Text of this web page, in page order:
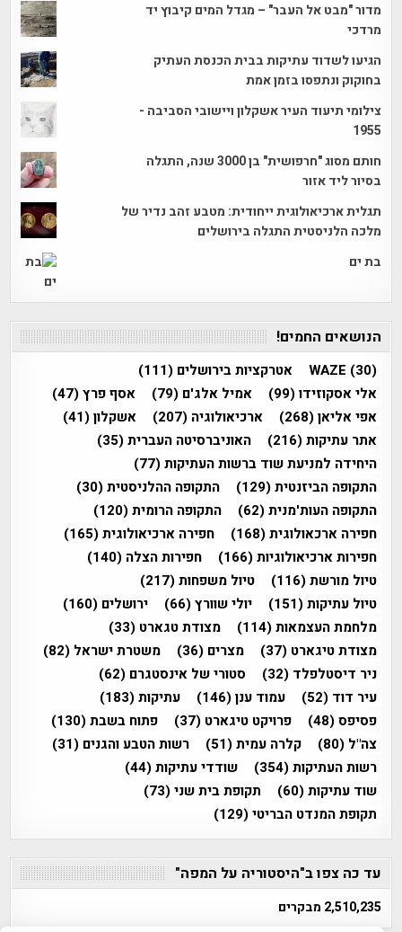
מדור "מבט אל העבר" – מגדל המים קיבוץ יד
מרדכי
הגיעו לשדוד עתיקות בבית הכנסת העתיק
בחוקוק ונתפסו בזמן אמת
צילומי תיעוד העיר אשקלון ויישובי הסביבה -
1955
חותם מסוג "חרפושית" בן 3000 שנה, התגלה
בסיור ליד אזור
תגלית ארכיאולוגית ייחודית: מטבע זהב נדיר של
מלכה הלניסטית התגלה בירושלים
בת ים
הנושאים החמים!
WAZE (30) אטרקציות בירושלים (111)
אלי אסקוזידו(99) אמיל אלג'ם (79) אסף פרץ(47)
אפי אליאן(268) ארכיאולוגיה (207) אשקלון(41)
אתר עתיקות(216) האוניברסיטה העברית(35)
היחידה למניעת שוד ברשות העתיקות(77)
התקופה הביזנטית(129) התקופה ההלניסטית(30)
התקופה העות'מנית(62) התקופה הרומית(120)
חפירה ארכאולוגית(168) חפירה ארכיאולוגית(165)
חפירות ארכיאולוגיות(166) חפירות הצלה (140)
טיול מורשת(116) טיול משפחות(217)
טיול עתיקות(151) יולי שוורץ(66) ירושלים (160)
מלחמת העצמאות(114) מצודת טגארט (33)
מצודת טיגארט (37) מצרים (36) משטרת ישראל (82)
ניר דיסטלפלד (32) סטורי של אינסטגרם (62)
עיר דוד (52) עמוד ענן(146) עתיקות(183)
פסיפס(48) פרויקט טיגארט (37) פתוח בשבת(130)
צה"ל (80) קלרה עמית(51) רשות הטבע והגנים (31)
רשות העתיקות(354) שודדי עתיקות(44)
שוד עתיקות(60) תקופת בית שני(73)
תקופת המנדט הבריטי(129)
עד כה צפו ב"היסטוריה על המפה"
2,510,235 מבקרים